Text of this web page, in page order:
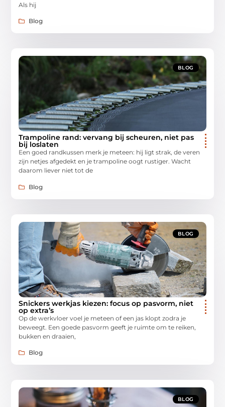
Als hij
Blog
BLOG
Trampoline rand: vervang bij scheuren, niet pas
bij loslaten
Een goed randkussen merk je meteen: hij ligt strak, de veren
zijn netjes afgedekt en je trampoline oogt rustiger. Wacht
daarom liever niet tot de
Blog
BLOG
Snickers werkjas kiezen: focus op pasvorm, niet
op extra’s
Op de werkvloer voel je meteen of een jas klopt zodra je
beweegt. Een goede pasvorm geeft je ruimte om te reiken,
bukken en draaien,
Blog
BLOG